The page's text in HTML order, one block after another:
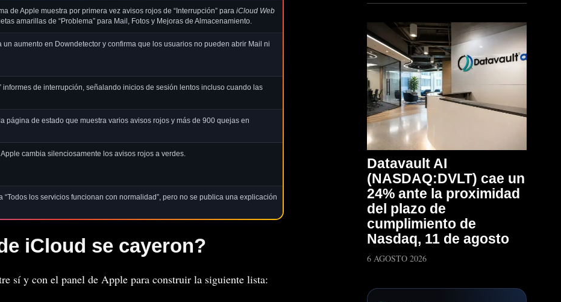
de Apple muestra por primera vez avisos rojos de “Interrupción” para iCloud Web
amarillas de “Problema” para Mail, Fotos y Mejoras de Almacenamiento.
un aumento en Downdetector y confirma que los usuarios no pueden abrir Mail ni
informes de interrupción, señalando inicios de sesión lentos incluso cuando las
página de estado que muestra varios avisos rojos y más de 900 quejas en
cambia silenciosamente los avisos rojos a verdes.
“Todos los servicios funcionan con normalidad”, pero no se publica una explicación
iCloud se cayeron?
sí y con el panel de Apple para construir la siguiente lista:
Datavault AI
(NASDAQ:DVLT) cae un
24% ante la proximidad
del plazo de
cumplimiento de
Nasdaq, 11 de agosto
6 AGOSTO 2026